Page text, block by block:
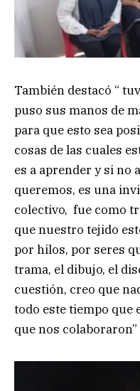
También destacó “
puso sus manos de
para que esto sea
cosas de las cuales
es a aprender y si no
queremos, es una
colectivo, fue como
que nuestro tejido
por hilos, por seres
trama, el dibujo, el
cuestión, creo que
todo este tiempo que
que nos colaboraron”